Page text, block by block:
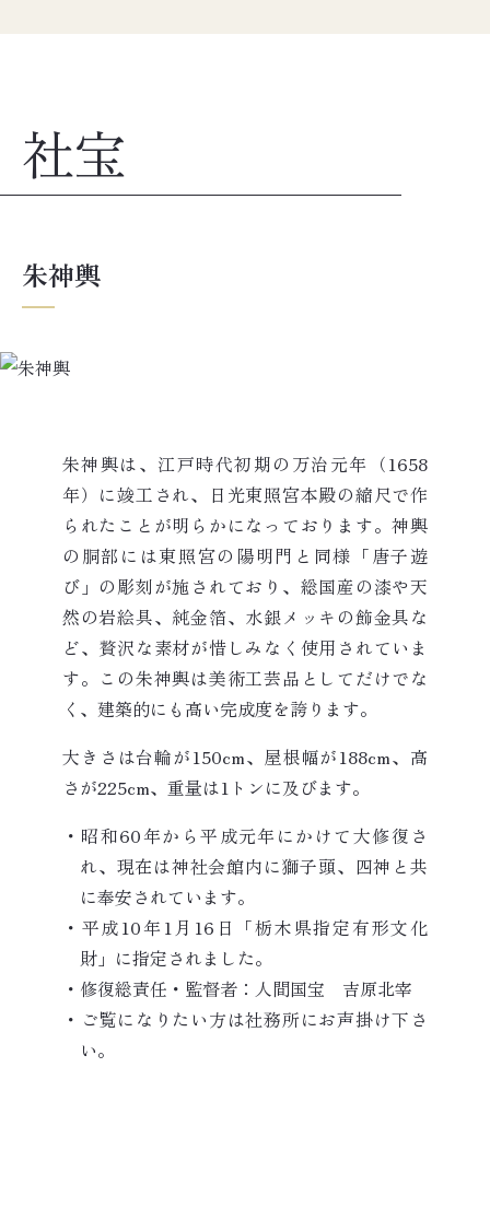
社宝
朱神輿
朱神輿は、江戸時代初期の万治元年（1658
年）に竣工され、日光東照宮本殿の縮尺で作
られたことが明らかになっております。神輿
の胴部には東照宮の陽明門と同様「唐子遊
び」の彫刻が施されており、総国産の漆や天
然の岩絵具、純金箔、水銀メッキの飾金具な
ど、贅沢な素材が惜しみなく使用されていま
す。この朱神輿は美術工芸品としてだけでな
く、建築的にも高い完成度を誇ります。
大きさは台輪が150cm、屋根幅が188cm、高
さが225cm、重量は1トンに及びます。
・昭和60年から平成元年にかけて大修復さ
れ、現在は神社会館内に獅子頭、四神と共
に奉安されています。
・平成10年1月16日「栃木県指定有形文化
財」に指定されました。
・修復総責任・監督者：人間国宝 吉原北宰
・ご覧になりたい方は社務所にお声掛け下さ
い。